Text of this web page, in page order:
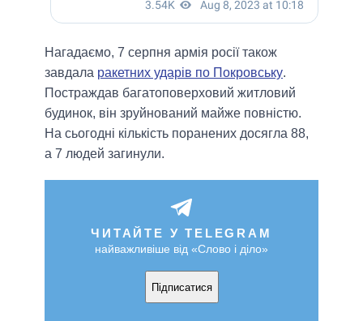
Нагадаємо, 7 серпня армія росії також
завдала ракетних ударів по Покровську.
Постраждав багатоповерховий житловий
будинок, він зруйнований майже повністю.
На сьогодні кількість поранених досягла 88,
а 7 людей загинули.
ЧИТАЙТЕ У TELEGRAM
найважливіше від «Слово і діло»
Підписатися